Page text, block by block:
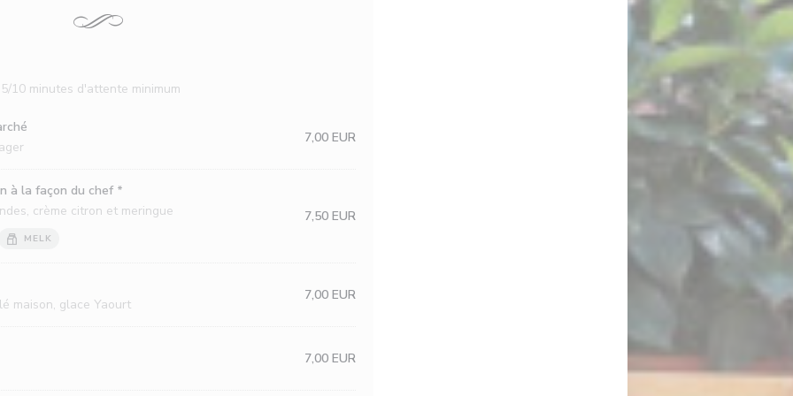
10 minutes d'attente minimum
7,00 EUR
à la façon du chef *
crème citron et meringue
MELK
7,50 EUR
maison, glace Yaourt
7,00 EUR
7,00 EUR